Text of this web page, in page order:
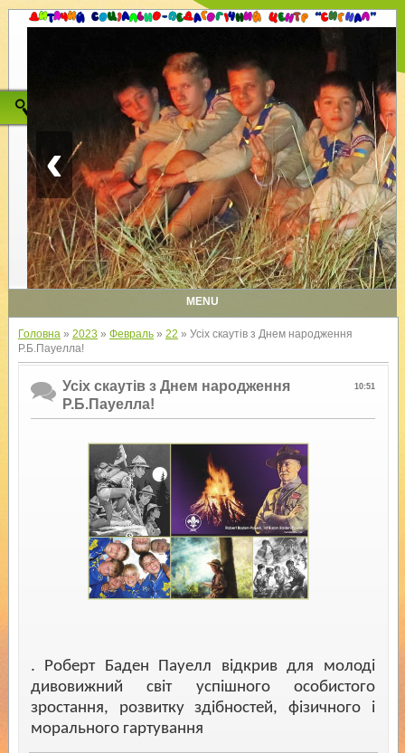
‹
MENU
Головна» 2023 » Февраль » 22 » Усіх скаутів з Днем народження
Р.Б.Пауелла!
10:51
Усіх скаутів з Днем народження
Р.Б.Пауелла!
. Роберт Баден Пауелл відкрив для молоді
дивовижний світ успішного особистого
зростання, розвитку здібностей, фізичного і
морального гартування